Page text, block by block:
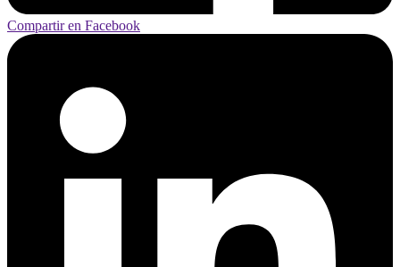
Compartir en Facebook